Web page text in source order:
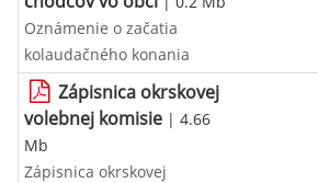
Oznámenie o začatia
kolaudačného konania
Zápisnica okrskovej
volebnej komisie | 4.66
Mb
Zápisnica okrskovej